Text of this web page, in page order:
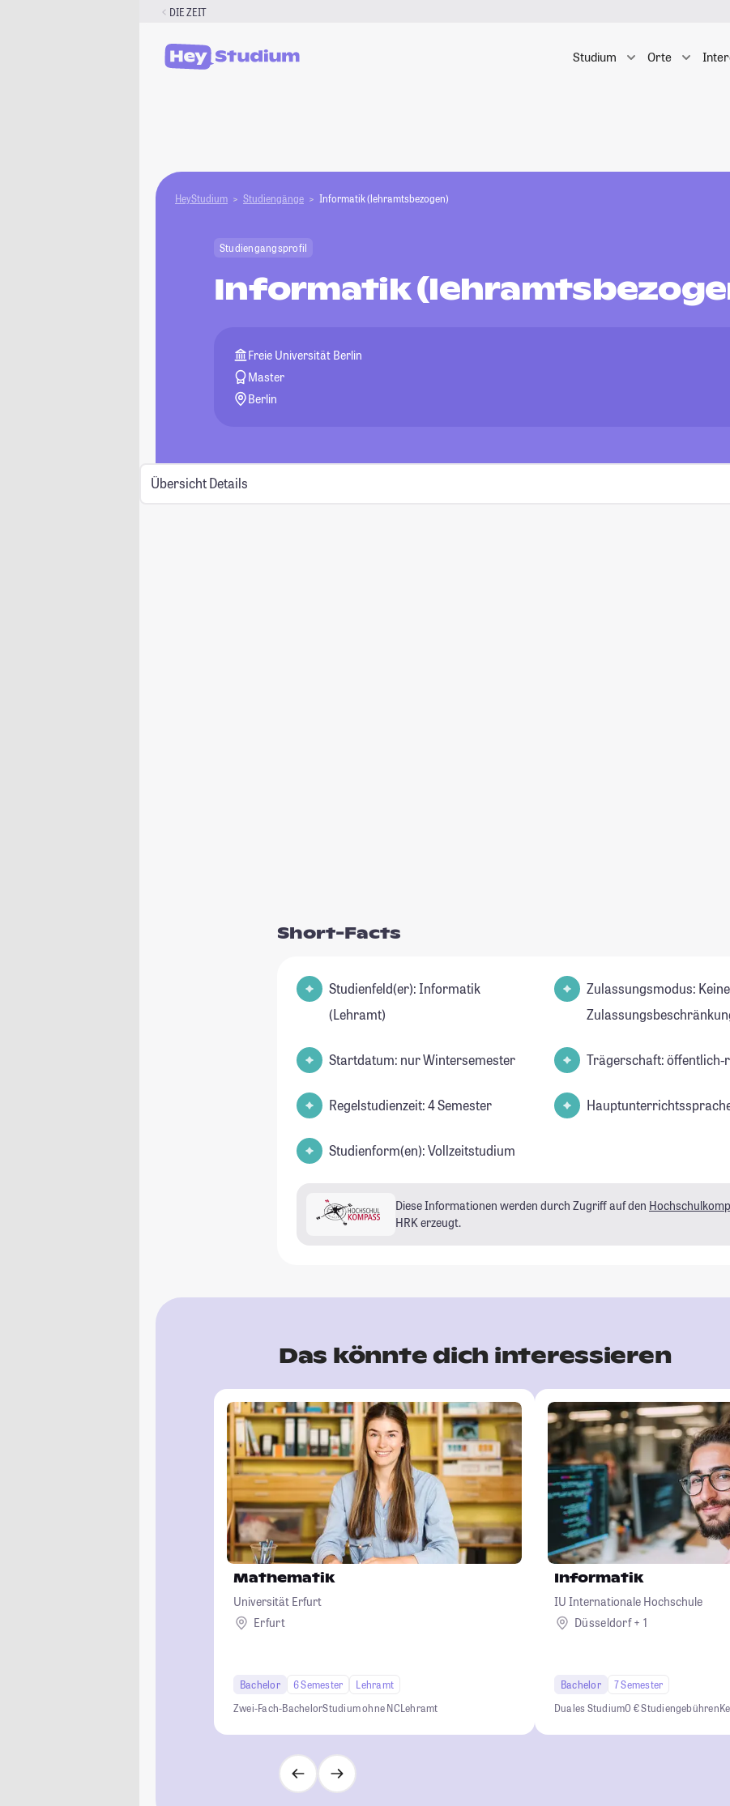
DIE ZEIT
Studium Orte
HeyStudium Studiengänge Informatik (lehramtsbezogen)
Studiengangsprofil
Informatik
Freie Universität Berlin
Master
Berlin
Übersicht Details
Short-Facts
Studienfeld(er): Informatik
(Lehramt)
Startdatum: nur Wintersemester
Regelstudienzeit: 4 Semester
Studienform(en): Vollzeitstudium
Zulassungsmodus: Keine
Trägerschaft: öffentlich-
Diese Informationen werden durch Zugriff auf den
HRK erzeugt.
Das könnte dich interessieren
Mathematik
Universität Erfurt
Erfurt
Bachelor 6 Semester
Lehramt
Zwei-Fach-BachelorStudium ohne NCLehramt
Informatik
IU Internationale Hochschule
Düsseldorf + 1
Bachelor
7 Semester
Duales Studium0 € Studiengebühren